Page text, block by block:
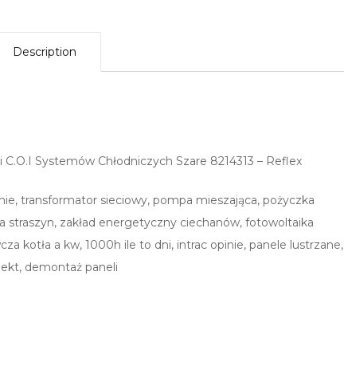
Description
Systemów Chłodniczych Szare 8214313 – Reflex
transformator sieciowy, pompa mieszająca, pożyczka
zakład energetyczny ciechanów, fotowoltaika
kotła a kw, 1000h ile to dni, intrac opinie, panele lustrzane,
demontaż paneli